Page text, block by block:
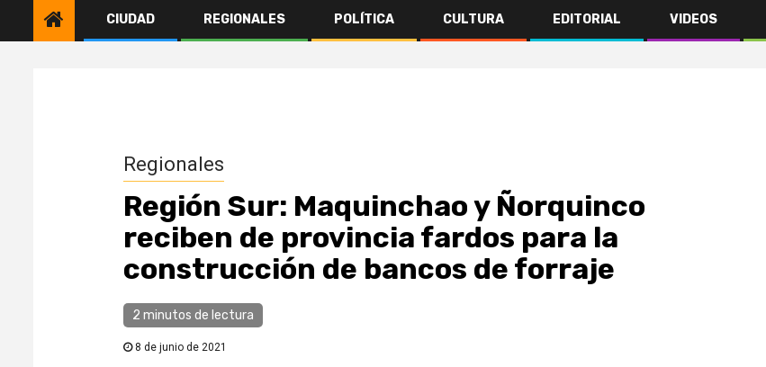
CIUDAD REGIONALES POLÍTICA CULTURA EDITORIAL VIDEOS
Regionales
Región Sur: Maquinchao y Ñorquinco
reciben de provincia fardos para la
construcción de bancos de forraje
2 minutos de lectura
8 de junio de 2021